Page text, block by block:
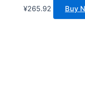
¥265.92 Buy